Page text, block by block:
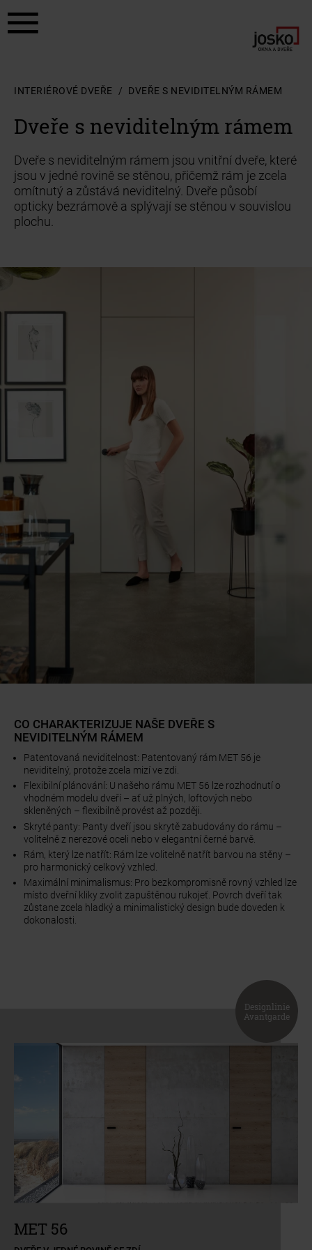
INTERIÉROVÉ DVEŘE DVEŘE S NEVIDITELNÝM RÁMEM
Dveře s neviditelným rámem
Dveře s neviditelným rámem jsou vnitřní dveře, které
jsou v jedné rovině se stěnou, přičemž rám je zcela
omítnutý a zůstává neviditelný. Dveře působí
opticky bezrámově a splývají se stěnou v souvislou
plochu.
CO CHARAKTERIZUJE NAŠE DVEŘE S
NEVIDITELNÝM RÁMEM
Patentovaná neviditelnost: Patentovaný rám MET 56 je
neviditelný, protože zcela mizí ve zdi.
Flexibilní plánování: U našeho rámu MET 56 lze rozhodnutí o
vhodném modelu dveří – ať už plných, loftových nebo
skleněných – flexibilně provést až později.
Skryté panty: Panty dveří jsou skrytě zabudovány do rámu –
volitelně z nerezové oceli nebo v elegantní černé barvě.
Rám, který lze natřít: Rám lze volitelně natřít barvou na stěny –
pro harmonický celkový vzhled.
Maximální minimalismus: Pro bezkompromisně rovný vzhled lze
místo dveřní kliky zvolit zapuštěnou rukojeť. Povrch dveří tak
zůstane zcela hladký a minimalistický design bude doveden k
dokonalosti.
Designlinie
Avantgarde
a11y.jump_slider_end
MET 56